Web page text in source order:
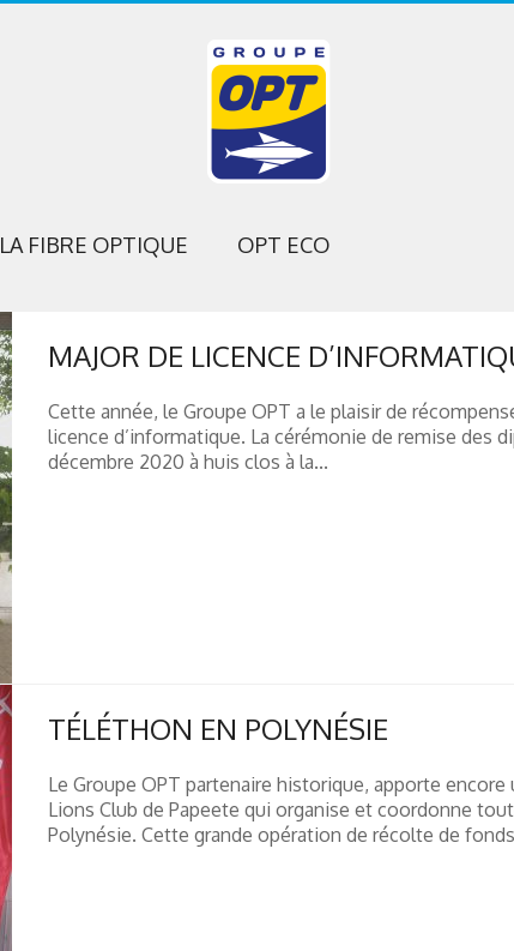
LA FIBRE OPTIQUE OPT ECO
MAJOR DE LICENCE
Cette année, le Groupe OPT a le plaisir de
licence d’informatique. La cérémonie de remise des
décembre 2020 à huis clos à la...
TÉLÉTHON EN POLYNÉSIE
Le Groupe OPT partenaire historique, apporte
Lions Club de Papeete qui organise et coordonne
Polynésie. Cette grande opération de récolte de